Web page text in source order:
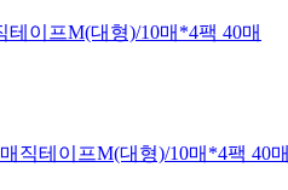
직테이프M(대형)/10매*4팩 40매